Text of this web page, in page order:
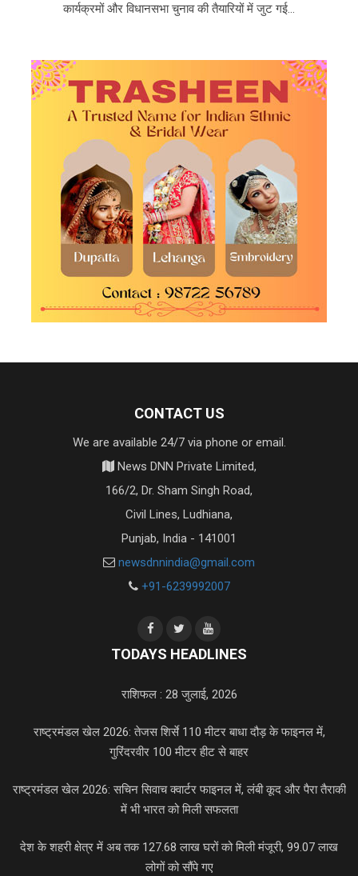
कार्यक्रमों और विधानसभा चुनाव की तैयारियों में जुट गई...
CONTACT US
We are available 24/7 via phone or email.
News DNN Private Limited,
166/2, Dr. Sham Singh Road,
Civil Lines, Ludhiana,
Punjab, India - 141001
newsdnnindia@gmail.com
+91-6239992007
TODAYS HEADLINES
राशिफल : 28 जुलाई, 2026
राष्ट्रमंडल खेल 2026: तेजस शिर्से 110 मीटर बाधा दौड़ के फाइनल में,
गुरिंदरवीर 100 मीटर हीट से बाहर
राष्ट्रमंडल खेल 2026: सचिन सिवाच क्वार्टर फाइनल में, लंबी कूद और पैरा तैराकी
में भी भारत को मिली सफलता
देश के शहरी क्षेत्र में अब तक 127.68 लाख घरों को मिली मंजूरी, 99.07 लाख
लोगों को सौंपे गए